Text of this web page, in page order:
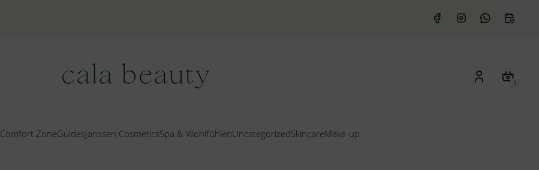
1
Comfort ZoneGuidesJanssen CosmeticsSpa & WohlfühlenUncategorizedSkincareMake-up